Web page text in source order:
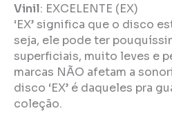
Vinil: EXCELENTE (EX)
‘EX’ significa que o disco
seja, ele pode ter
superficiais, muito leves e
marcas NÃO afetam a
disco ‘EX’ é daqueles pra
coleção.